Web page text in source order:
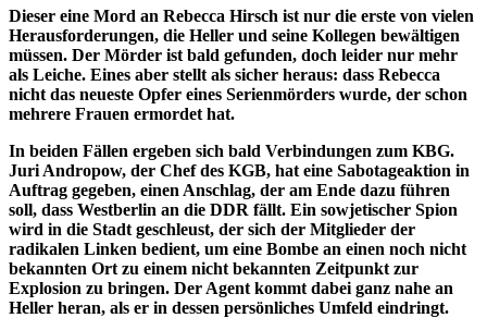
Dieser eine Mord an Rebecca Hirsch ist nur die erste von vielen
Herausforderungen, die Heller und seine Kollegen bewältigen
müssen. Der Mörder ist bald gefunden, doch leider nur mehr
als Leiche. Eines aber stellt als sicher heraus: dass Rebecca
nicht das neueste Opfer eines Serienmörders wurde, der schon
mehrere Frauen ermordet hat.
In beiden Fällen ergeben sich bald Verbindungen zum KBG.
Juri Andropow, der Chef des KGB, hat eine Sabotageaktion in
Auftrag gegeben, einen Anschlag, der am Ende dazu führen
soll, dass Westberlin an die DDR fällt. Ein sowjetischer Spion
wird in die Stadt geschleust, der sich der Mitglieder der
radikalen Linken bedient, um eine Bombe an einen noch nicht
bekannten Ort zu einem nicht bekannten Zeitpunkt zur
Explosion zu bringen. Der Agent kommt dabei ganz nahe an
Heller heran, als er in dessen persönliches Umfeld eindringt.